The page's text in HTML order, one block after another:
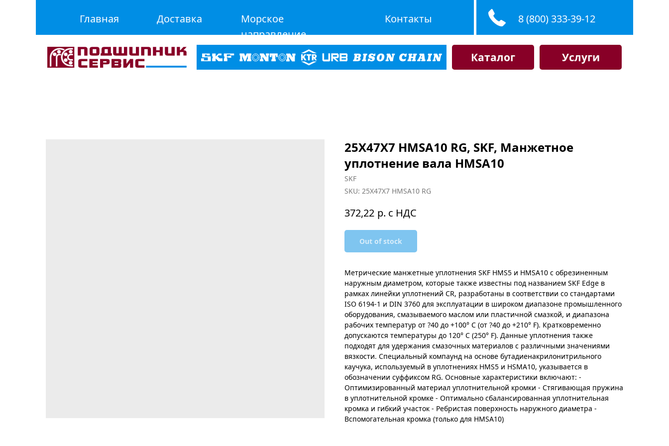
Главная Доставка
Морское
направление
Контакты 8 (800) 333-39-12
Каталог Услуги
25X47X7 HMSA10 RG, SKF, Манжетное
уплотнение вала HMSA10
SKF
SKU: 25X47X7 HMSA10 RG
372,22 р. с НДС
Out of stock
Метрические манжетные уплотнения SKF HMS5 и HMSA10 с обрезиненным
наружным диаметром, которые также известны под названием SKF Edge в
рамках линейки уплотнений CR, разработаны в соответствии со стандартами
ISO 6194-1 и DIN 3760 для эксплуатации в широком диапазоне промышленного
оборудования, смазываемого маслом или пластичной смазкой, и диапазона
рабочих температур от ?40 до +100° C (от ?40 до +210° F). Кратковременно
допускаются температуры до 120° C (250° F). Данные уплотнения также
подходят для удержания смазочных материалов с различными значениями
вязкости. Специальный компаунд на основе бутадиенакрилонитрильного
каучука, используемый в уплотнениях HMS5 и HSMA10, указывается в
обозначении суффиксом RG. Основные характеристики включают: -
Оптимизированный материал уплотнительной кромки - Стягивающая пружина
в уплотнительной кромке - Оптимально сбалансированная уплотнительная
кромка и гибкий участок - Ребристая поверхность наружного диаметра -
Вспомогательная кромка (только для HMSA10)